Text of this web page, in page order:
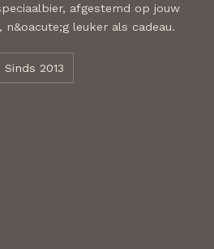
afgestemd op jouw
leuker als cadeau.
Sinds 2013